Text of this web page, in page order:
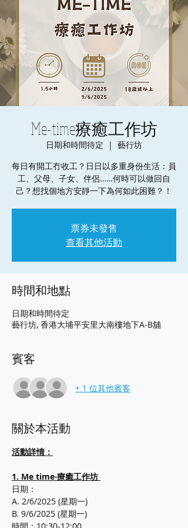
Me-time療癒工作坊
日期和時間待定
  |
藝行坊
每日有開工冇收工？日日以多重身份生活：員
工、父母、子女、伴侶……何時可以做回自
己？想找個地方安靜一下為何如此困難？！
票券未發售
查看其他活動
時間和地點
日期和時間待定
藝行坊, 香港大埔平安里大南樓地下A-B舖
賓客
+ 1 位其他賓客
關於本活動
活動詳情：
1. Me time‧療癒工作坊
日期：
A. 2/6/2025 (星期一)
B. 9/6/2025 (星期一)